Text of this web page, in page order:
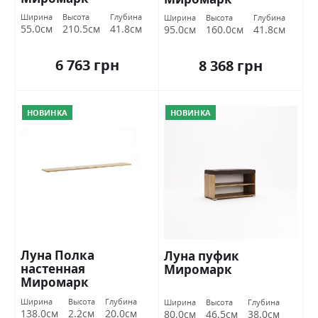
Ширина
55.0см
Высота
210.5см
Глубина
41.8см
6 763 грн
Ширина
95.0см
Высота
160.0см
Глубина
41.8см
8 368 грн
НОВИНКА
Луна Полка
настенная
Миромарк
Ширина
138.0см
Высота
2.2см
Глубина
20.0см
НОВИНКА
Луна пуфик
Миромарк
Ширина
80.0см
Высота
46.5см
Глубина
38.0см